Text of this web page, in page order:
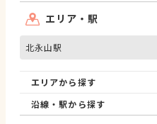
エリア・駅
北永山駅
エリアから探す
沿線・駅から探す